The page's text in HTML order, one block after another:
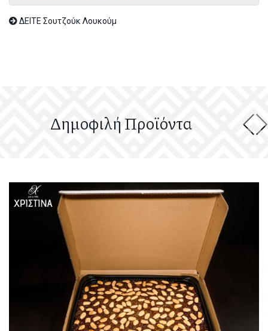
ΔΕΙΤΕ Σουτζούκ Λουκούμ
Δημοφιλή Προϊόντα